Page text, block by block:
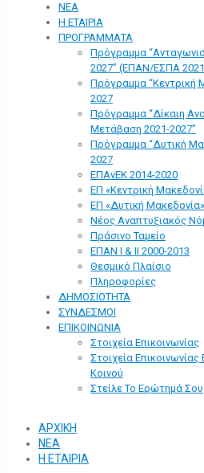
ΝΕΑ
Η ΕΤΑΙΡΙΑ
ΠΡΟΓΡΑΜΜΑΤΑ
Πρόγραμμα
2027” (ΕΠΑΝ/ΕΣΠΑ
Πρόγραμμα “Κεντρική
2027
Πρόγραμμα “Δίκαιη
Μετάβαση 2021-2027”
Πρόγραμμα “Δυτική
2027
ΕΠΑνΕΚ 2014-2020
ΕΠ «Kεντρική
ΕΠ «Δυτική
Νέος Αναπτυξιακός
Πράσινο Ταμείο
ΕΠΑΝ Ι & ΙΙ 2000-2013
Θεσμικό Πλαίσιο
Πληροφορίες
ΔΗΜΟΣΙΟΤΗΤΑ
ΣΥΝΔΕΣΜΟΙ
ΕΠΙΚΟΙΝΩΝΙΑ
Στοιχεία Επικοινωνίας
Στοιχεία
Κοινού
Στείλε Το Ερώτημά Σου
ΑΡΧΙΚΗ
ΝΕΑ
Η ΕΤΑΙΡΙΑ